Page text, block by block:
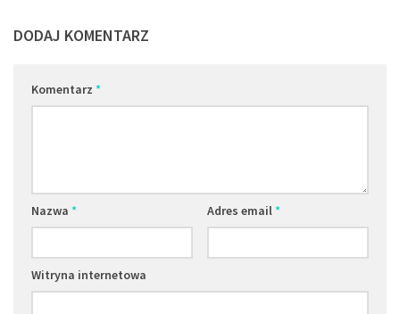
DODAJ KOMENTARZ
Komentarz *
Nazwa * Adres email*
Witryna internetowa